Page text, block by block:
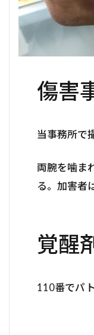
傷害
当事務所で
両腕を噛ま
る。加害者
覚醒
110番でパ